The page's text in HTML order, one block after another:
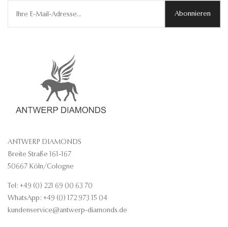
Abonnieren
ANTWERP DIAMONDS
Breite Straße 161-167
50667 Köln/Cologne
Tel: +49 (0) 221 69 00 63 70
WhatsApp: +49 (0) 172 973 15 04
kundenservice@antwerp-diamonds.de